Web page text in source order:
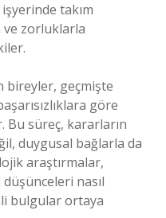
takım
ve zorluklarla
bireyler, geçmişte
göre
süreç, kararların
duygusal bağlarla da
araştırmalar,
nasıl
bulgular ortaya